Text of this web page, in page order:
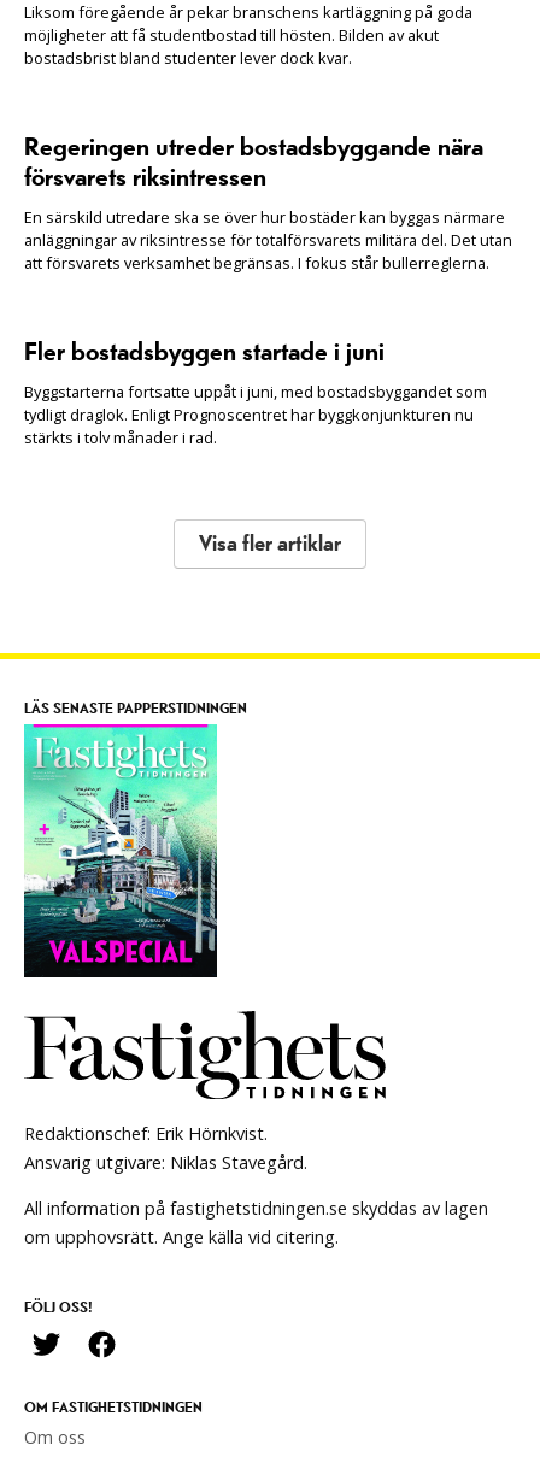
Liksom föregående år pekar branschens kartläggning på goda
möjligheter att få studentbostad till hösten. Bilden av akut
bostadsbrist bland studenter lever dock kvar.
Regeringen utreder bostadsbyggande nära
försvarets riksintressen
En särskild utredare ska se över hur bostäder kan byggas närmare
anläggningar av riksintresse för totalförsvarets militära del. Det utan
att försvarets verksamhet begränsas. I fokus står bullerreglerna.
Fler bostadsbyggen startade i juni
Byggstarterna fortsatte uppåt i juni, med bostadsbyggandet som
tydligt draglok. Enligt Prognoscentret har byggkonjunkturen nu
stärkts i tolv månader i rad.
Visa fler artiklar
Redaktionschef: Erik Hörnkvist.
Ansvarig utgivare: Niklas Stavegård.
All information på fastighetstidningen.se skyddas av lagen
om upphovsrätt. Ange källa vid citering.
FÖLJ OSS!
OM FASTIGHETSTIDNINGEN
Om oss
LÄS SENASTE PAPPERSTIDNINGEN